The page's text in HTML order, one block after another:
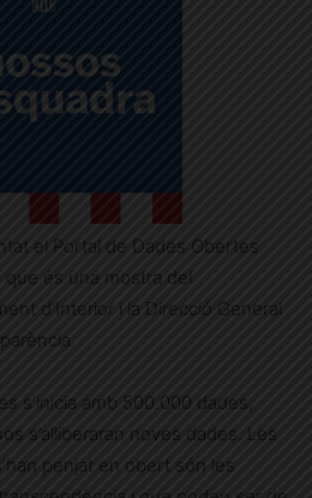
el Portal de Dades Obertes
que és una mostra del
d’Interior i la Direcció General
s’inicia amb 500.000 dades,
s’alliberaran noves dades. Les
penjat en obert són les